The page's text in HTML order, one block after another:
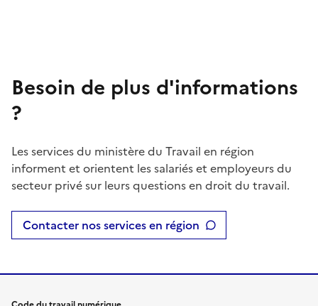
Besoin de plus d'informations
?
Les services du ministère du Travail en région
informent et orientent les salariés et employeurs du
secteur privé sur leurs questions en droit du travail.
Contacter nos services en région